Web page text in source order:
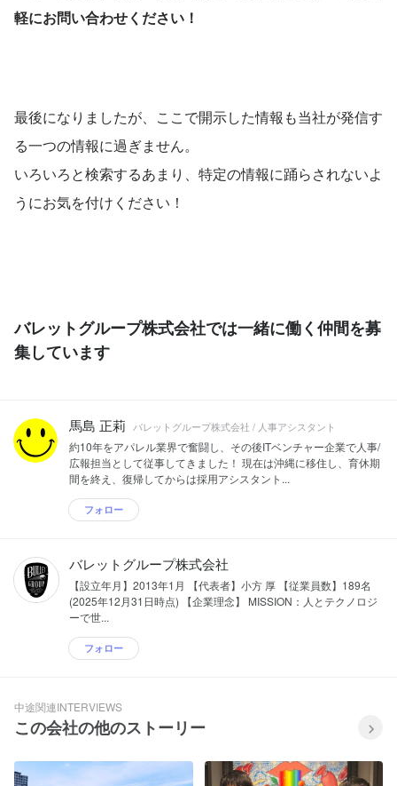
軽にお問い合わせください！
最後になりましたが、ここで開示した情報も当社が発信す
る一つの情報に過ぎません。
いろいろと検索するあまり、特定の情報に踊らされないよ
うにお気を付けください！
バレットグループ株式会社では一緒に働く仲間を募
集しています
馬島 正莉 バレットグループ株式会社 / 人事アシスタント
約10年をアパレル業界で奮闘し、その後ITベンチャー企業で人事/
広報担当として従事してきました！ 現在は沖縄に移住し、育休期
間を終え、復帰してからは採用アシスタント...
フォロー
バレットグループ株式会社
【設立年月】2013年1月 【代表者】小方 厚 【従業員数】189名
(2025年12月31日時点) 【企業理念】 MISSION：人とテクノロジ
ーで世...
フォロー
中途関連INTERVIEWS
この会社の他のストーリー